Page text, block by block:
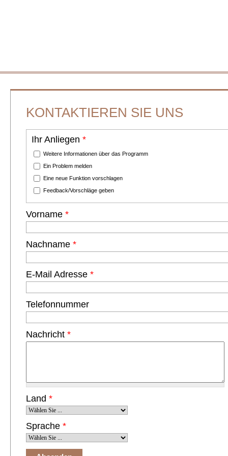
KONTAKTIEREN SIE UNS
Ihr Anliegen *
Weitere Informationen über das Programm
Ein Problem melden
Eine neue Funktion vorschlagen
Feedback/Vorschläge geben
Vorname *
Nachname *
E-Mail Adresse *
Telefonnummer
Nachricht *
Land *
Sprache *